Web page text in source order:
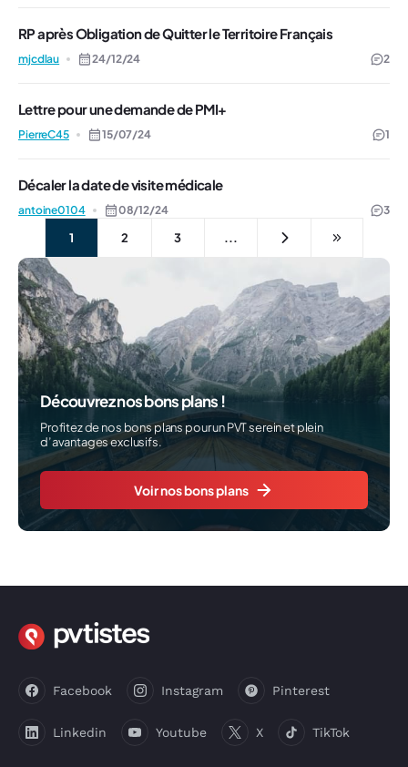
RP après Obligation de Quitter le Territoire Français
mjcdlau 24/12/24 2
Lettre pour une demande de PMI+
PierreC45 15/07/24 1
Décaler la date de visite médicale
antoine0104 08/12/24 3
1 2 3 ...
Découvrez nos bons plans !
Profitez de nos bons plans pour un PVT serein et plein
d’avantages exclusifs.
Voir nos bons plans
Facebook Instagram Pinterest
Linkedin Youtube X TikTok